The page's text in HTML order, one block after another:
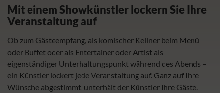
Mit einem Showkünstler lockern Sie Ihre
Veranstaltung auf
Ob zum Gästeempfang, als komischer Kellner beim Menü
oder Buffet oder als Entertainer oder Artist als
eigenständiger Unterhaltungspunkt während des Abends –
ein Künstler lockert jede Veranstaltung auf. Ganz auf Ihre
Wünsche abgestimmt, unterhält der Künstler Ihre Gäste.